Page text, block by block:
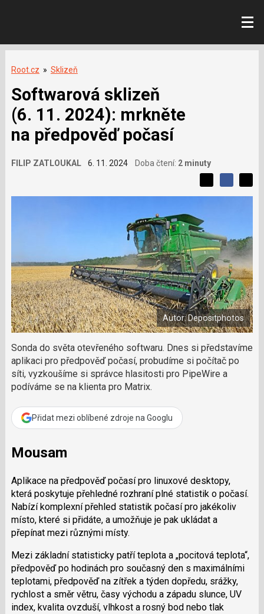
Root.cz » Sklizeň
Softwarová sklizeň
(6. 11. 2024): mrkněte
na předpověď počasí
FILIP ZATLOUKAL 6. 11. 2024 Doba čtení: 2 minuty
e
v
á
m
č
l
á
n
e
k
?
o
d
a
k
c
S
d
e
t
S
d
t
e
n
a
F
a
c
e
b
o
o
u
d
t
e
n
a
s
í
t
i
X
Autor: Depositphotos
Sonda do světa otevřeného softwaru. Dnes si představíme
aplikaci pro předpověď počasí, probudíme si počítač po
síti, vyzkoušíme si správce hlasitosti pro PipeWire a
podíváme se na klienta pro Matrix.
Přidat mezi oblíbené zdroje na Googlu
Mousam
Aplikace na předpověď počasí pro linuxové desktopy,
která poskytuje přehledné rozhraní plné statistik o počasí.
Nabízí komplexní přehled statistik počasí pro jakékoliv
místo, které si přidáte, a umožňuje je pak ukládat a
přepínat mezi různými místy.
Mezi základní statisticky patří teplota a „pocitová teplota“,
předpověď po hodinách pro současný den s maximálními
teplotami, předpověď na zítřek a týden dopředu, srážky,
rychlost a směr větru, časy východu a západu slunce, UV
index, kvalita ovzduší, vlhkost a rosný bod nebo tlak